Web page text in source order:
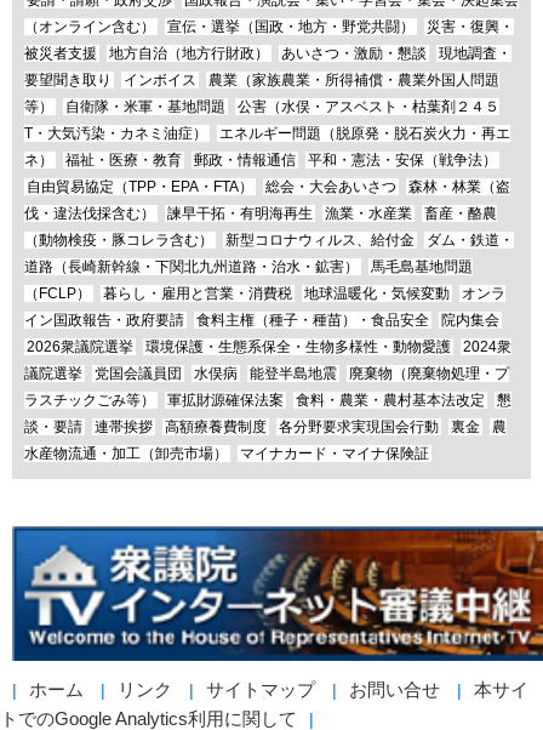
（オンライン含む）
宣伝・選挙（国政・地方・野党共闘）
災害・復興・
被災者支援
地方自治（地方行財政） あいさつ・激励・懇談
現地調査・
要望聞き取り
インボイス
農業（家族農業・所得補償・農業外国人問題
等）
自衛隊・米軍・基地問題
公害（水俣・アスベスト・枯葉剤２４５
T・大気汚染・カネミ油症）
エネルギー問題（脱原発・脱石炭火力・再エ
ネ）
福祉・医療・教育 郵政・情報通信
平和・憲法・安保（戦争法）
自由貿易協定（TPP・EPA・FTA）
総会・大会あいさつ
森林・林業（盗
伐・違法伐採含む）
諫早干拓・有明海再生 漁業・水産業
畜産・酪農
（動物検疫・豚コレラ含む）
新型コロナウィルス、給付金
ダム・鉄道・
道路（長崎新幹線・下関北九州道路・治水・鉱害）
馬毛島基地問題
（FCLP）
暮らし・雇用と営業・消費税 地球温暖化・気候変動
オンラ
イン国政報告・政府要請
食料主権（種子・種苗）・食品安全
院内集会
2026衆議院選挙
環境保護・生態系保全・生物多様性・動物愛護
2024衆
議院選挙
党国会議員団 水俣病 能登半島地震
廃棄物（廃棄物処理・プ
ラスチックごみ等）
軍拡財源確保法案 食料・農業・農村基本法改定
懇
談・要請
連帯挨拶 高額療養費制度 各分野要求実現国会行動 裏金
農
水産物流通・加工（卸売市場）
マイナカード・マイナ保険証
ホーム リンク サイトマップ お問い合せ
本サイ
トでのGoogle Analytics利用に関して